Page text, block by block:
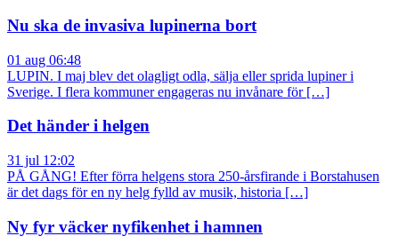
Nu ska de invasiva lupinerna bort
01 aug 06:48
LUPIN. I maj blev det olagligt odla, sälja eller sprida lupiner i
Sverige. I flera kommuner engageras nu invånare för […]
Det händer i helgen
31 jul 12:02
PÅ GÅNG! Efter förra helgens stora 250-årsfirande i Borstahusen
är det dags för en ny helg fylld av musik, historia […]
Ny fyr väcker nyfikenhet i hamnen